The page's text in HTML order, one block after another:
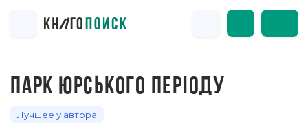
ПАРК ЮРСЬКОГО ПЕРІОДУ
Лучшее у автора